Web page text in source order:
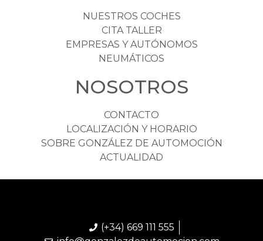
NUESTROS COCHES
CITA TALLER
EMPRESAS Y AUTÓNOMOS
NEUMÁTICOS
NOSOTROS
CONTACTO
LOCALIZACIÓN Y HORARIO
SOBRE GONZÁLEZ DE AUTOMOCIÓN
ACTUALIDAD
(+34) 669 111 555